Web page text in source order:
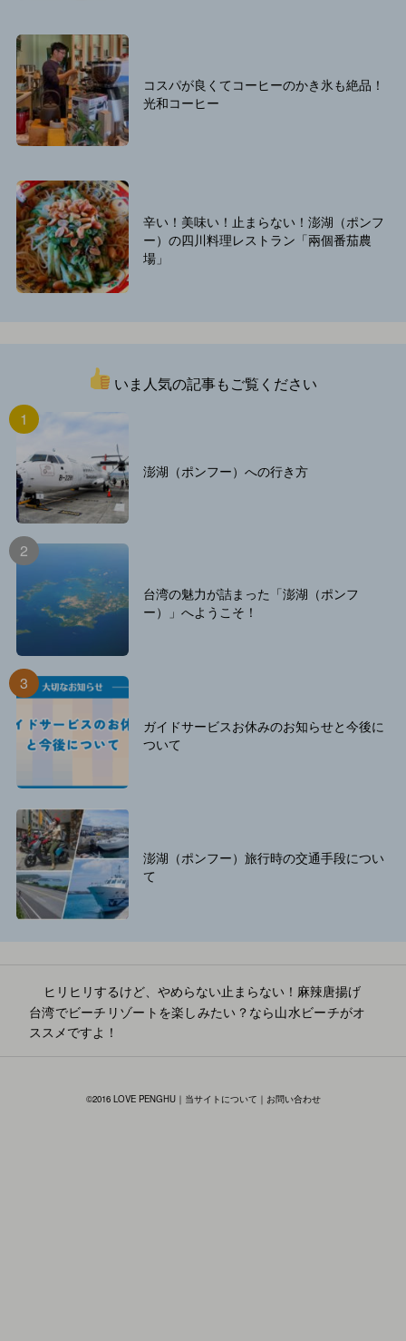
コスパが良くてコーヒーのかき氷も絶品！
光和コーヒー
辛い！美味い！止まらない！澎湖（ポンフ
ー）の四川料理レストラン「兩個番茄農
場」
いま人気の記事もご覧ください
澎湖（ポンフー）への行き方
台湾の魅力が詰まった「澎湖（ポンフ
ー）」へようこそ！
ガイドサービスお休みのお知らせと今後に
ついて
澎湖（ポンフー）旅行時の交通手段につい
て
ヒリヒリするけど、やめらない止まらない！麻辣唐揚げ
台湾でビーチリゾートを楽しみたい？なら山水ビーチがオ
ススメですよ！
©2016 LOVE PENGHU｜ 当サイトについて ｜ お問い合わせ